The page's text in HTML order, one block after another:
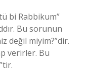
bi Rabbikum”
Bu sorunun
değil miyim?”dir.
verirler. Bu